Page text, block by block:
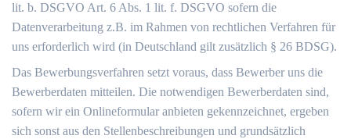
lit. b. DSGVO Art. 6 Abs. 1 lit. f. DSGVO sofern die
Datenverarbeitung z.B. im Rahmen von rechtlichen Verfahren für
uns erforderlich wird (in Deutschland gilt zusätzlich § 26 BDSG).
Das Bewerbungsverfahren setzt voraus, dass Bewerber uns die
Bewerberdaten mitteilen. Die notwendigen Bewerberdaten sind,
sofern wir ein Onlineformular anbieten gekennzeichnet, ergeben
sich sonst aus den Stellenbeschreibungen und grundsätzlich